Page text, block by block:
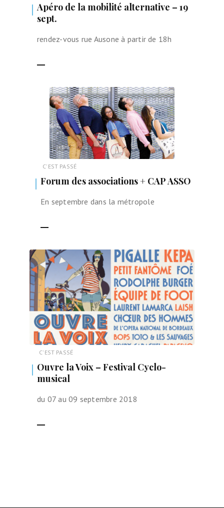
Apéro de la mobilité alternative – 19
sept.
rendez-vous rue Ausone à partir de 18h
C'EST PASSÉ
Forum des associations + CAP ASSO
En septembre dans la métropole
C'EST PASSÉ
Ouvre la Voix – Festival Cyclo-
musical
du 07 au 09 septembre 2018